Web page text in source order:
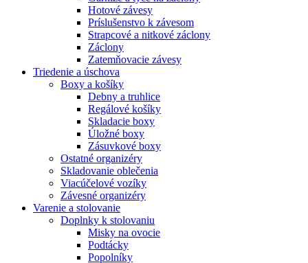
Hotové závesy
Príslušenstvo k závesom
Strapcové a nitkové záclony
Záclony
Zatemňovacie závesy
Triedenie a úschova
Boxy a košíky
Debny a truhlice
Regálové košíky
Skladacie boxy
Úložné boxy
Zásuvkové boxy
Ostatné organizéry
Skladovanie oblečenia
Viacúčelové vozíky
Závesné organizéry
Varenie a stolovanie
Doplnky k stolovaniu
Misky na ovocie
Podtácky
Popolníky